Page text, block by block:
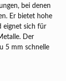
bei denen
Er bietet hohe
eignet sich für
Der
5 mm schnelle